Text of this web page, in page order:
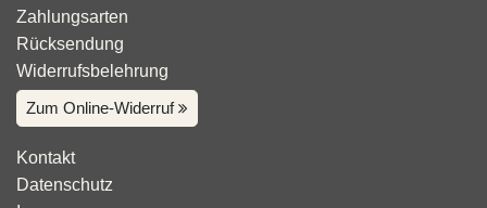
Zahlungsarten
Rücksendung
Widerrufsbelehrung
Zum Online-Widerruf
Kontakt
Datenschutz